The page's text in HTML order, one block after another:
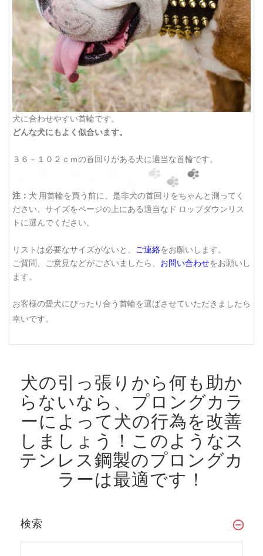
犬に合わせやすい首輪です。
どんな犬にもよく似合います。
３６－１０２ｃｍの首回りがある犬に適当な首輪です。
注： 犬 用首輪を買う前に、是非犬の首回りをちゃんと測ってく
ださい。サイズをページの上にある適当なド ロップダウンリス
トに選んでください。
リストは必要なサイズがないと、 ご連絡をお願いします。
ご質問、ご意見などがございましたら、 お問い合わせをお願いし
ます。
お客様の愛犬にぴったり合う首輪を選ばさせていただきましたら
幸いです。
犬の引っ張りから何も助か
らないなら、プロングカラ
ーによって犬の行為を改善
しましょう！ このようなス
テンレス鋼製のプロングカ
ラーは最適です！
検索